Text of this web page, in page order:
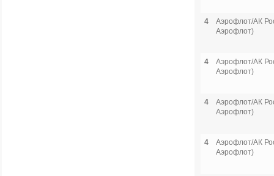
4
Аэрофлот/АК
Аэрофлот)
4
Аэрофлот/АК
Аэрофлот)
4
Аэрофлот/АК
Аэрофлот)
4
Аэрофлот/АК
Аэрофлот)